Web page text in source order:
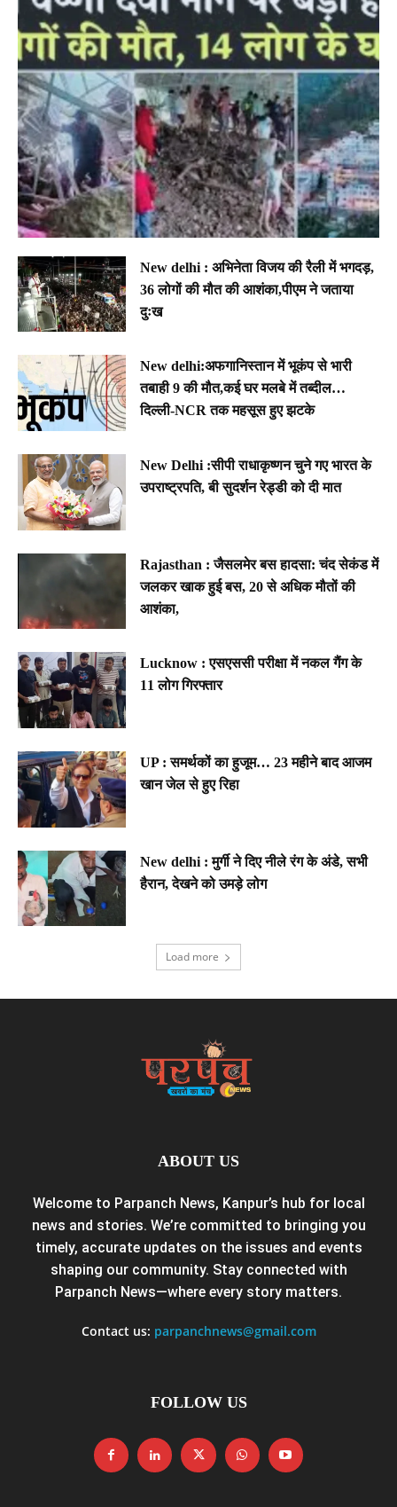
New delhi : अभिनेता विजय की रैली में भगदड़,
36 लोगों की मौत की आशंका,पीएम ने जताया
दुःख
New delhi:अफगानिस्तान में भूकंप से भारी
तबाही 9 की मौत,कई घर मलबे में तब्दील…
दिल्ली-NCR तक महसूस हुए झटके
New Delhi :सीपी राधाकृष्णन चुने गए भारत के
उपराष्ट्रपति, बी सुदर्शन रेड्डी को दी मात
Rajasthan : जैसलमेर बस हादसा: चंद सेकंड में
जलकर खाक हुई बस, 20 से अधिक मौतों की
आशंका,
Lucknow : एसएससी परीक्षा में नकल गैंग के
11 लोग गिरफ्तार
UP : समर्थकों का हुजूम… 23 महीने बाद आजम
खान जेल से हुए रिहा
New delhi : मुर्गी ने दिए नीले रंग के अंडे, सभी
हैरान, देखने को उमड़े लोग
Load more
ABOUT US
Welcome to Parpanch News, Kanpur’s hub for local
news and stories. We’re committed to bringing you
timely, accurate updates on the issues and events
shaping our community. Stay connected with
Parpanch News—where every story matters.
Contact us: parpanchnews@gmail.com
FOLLOW US